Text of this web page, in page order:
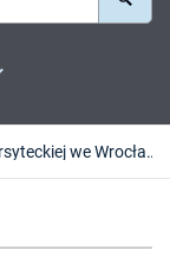
Cyfryzacja w Bibliotece Uniwersyteckiej we Wrocławiu oraz zasady typowania średniowiecznych zbiorów rękopiśmiennych do digitalizacji